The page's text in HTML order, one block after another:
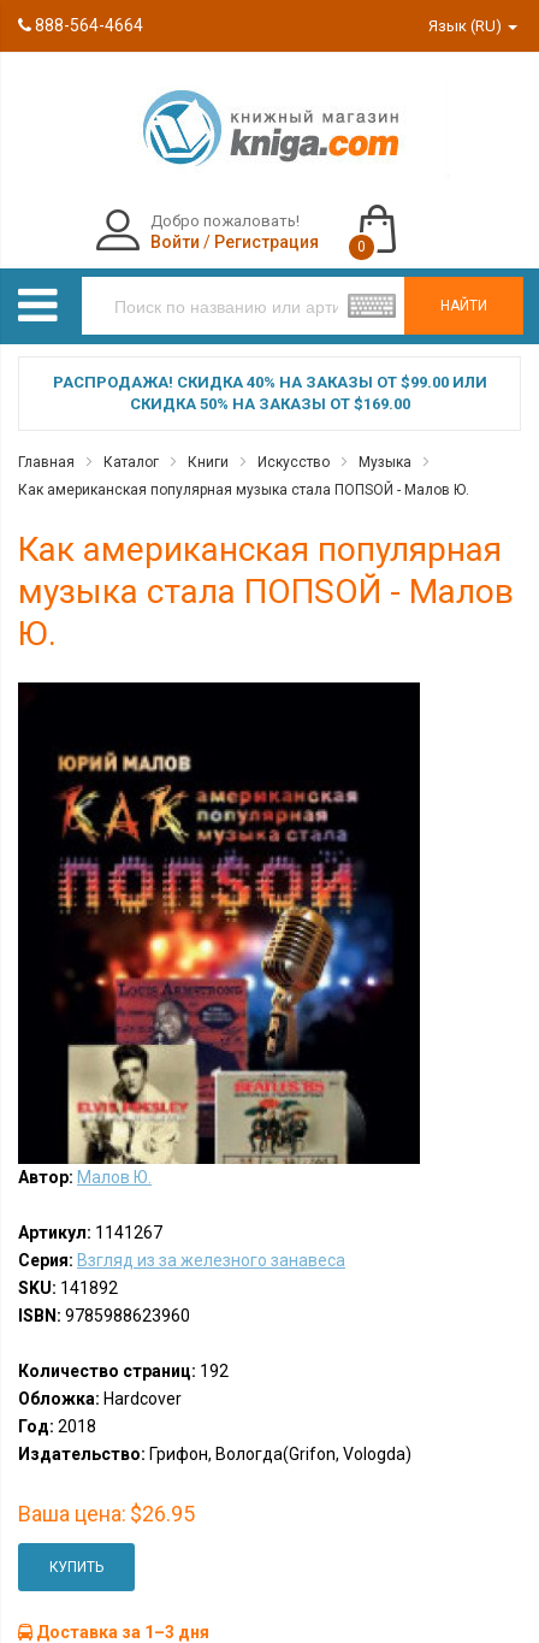
888-564-4664 Язык (RU)
НАЙТИ
Добро пожаловать!
Войти / Регистрация 0
РАСПРОДАЖА! СКИДКА 40% НА ЗАКАЗЫ ОТ $99.00 ИЛИ
СКИДКА 50% НА ЗАКАЗЫ ОТ $169.00
Главная Каталог Книги Искусство
Музыка
Как американская популярная музыка стала ПОПSОЙ - Малов Ю.
Как американская популярная
музыка стала ПОПSОЙ - Малов
Ю.
Автор: Малов Ю.
Артикул: 1141267
Серия: Взгляд из за железного занавеса
SKU: 141892
ISBN: 9785988623960
Количество страниц: 192
Обложка: Hardcover
Год: 2018
Издательство: Грифон, Вологда(Grifon, Vologda)
Ваша цена: $26.95
КУПИТЬ
Доставка за 1–3 дня